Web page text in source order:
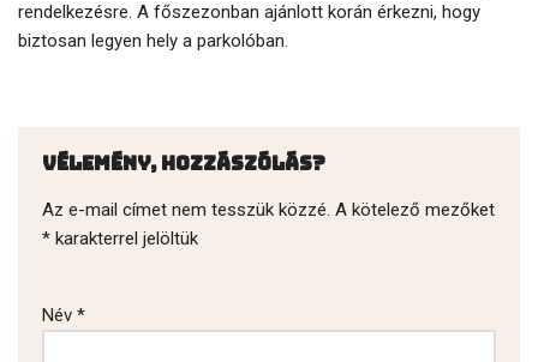
rendelkezésre. A főszezonban ajánlott korán érkezni, hogy
biztosan legyen hely a parkolóban.
Vélemény, hozzászólás?
Az e-mail címet nem tesszük közzé. A kötelező mezőket
* karakterrel jelöltük
Név *